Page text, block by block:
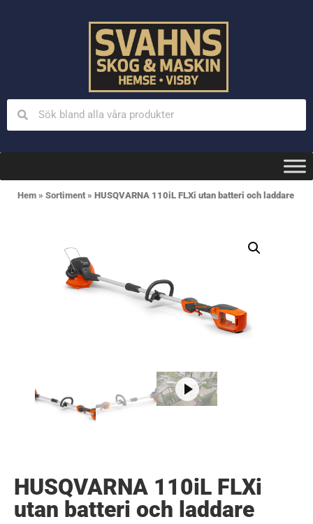
Hem » Sortiment » HUSQVARNA 110iL FLXi utan batteri och laddare
HUSQVARNA 110iL FLXi
utan batteri och laddare